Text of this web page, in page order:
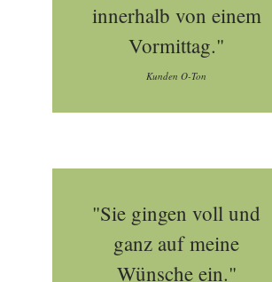
innerhalb von einem
Vormittag."
Kunden O-Ton
"Sie gingen voll und
ganz auf meine
Wünsche ein."